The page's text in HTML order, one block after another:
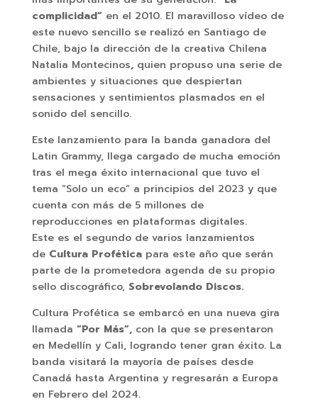
complicidad” en el 2010. El maravilloso vídeo de
este nuevo sencillo se realizó en Santiago de
Chile, bajo la dirección de la creativa Chilena
Natalia Montecinos,quien propuso una serie de
ambientes y situaciones que despiertan
sensaciones y sentimientos plasmados en el
sonido del sencillo.
Este lanzamiento para la banda ganadora del
Latin Grammy, llega cargado de mucha emoción
tras el mega éxito internacional que tuvo el
tema “Solo un eco” a principios del 2023 y que
cuenta con más de 5 millones de
reproducciones en plataformas digitales.
Este es el segundo de varios lanzamientos
de Cultura Profética para este año que serán
parte de la prometedora agenda de su propio
sello discográfico, Sobrevolando Discos.
Cultura Profética se embarcó en una nueva gira
llamada “Por Más”,con la que se presentaron
en Medellín y Cali, logrando tener gran éxito. La
banda visitará la mayoría de países desde
Canadá hasta Argentina y regresarán a Europa
en Febrero del 2024.